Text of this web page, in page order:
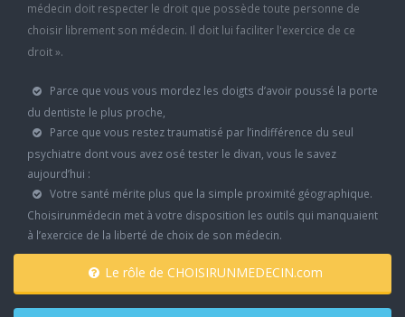
médecin doit respecter le droit que possède toute personne de
choisir librement son médecin. Il doit lui faciliter l'exercice de ce
droit ».
Parce que vous vous mordez les doigts d’avoir poussé la porte
du dentiste le plus proche,
Parce que vous restez traumatisé par l’indifférence du seul
psychiatre dont vous avez osé tester le divan, vous le savez
aujourd’hui :
Votre santé mérite plus que la simple proximité géographique.
Choisirunmédecin met à votre disposition les outils qui manquaient
à l’exercice de la liberté de choix de son médecin.
Le rôle de CHOISIRUNMEDECIN.com